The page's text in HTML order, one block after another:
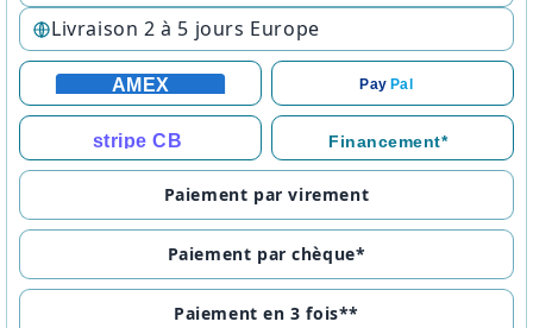
Livraison 2 à 5 jours Europe
AMEX Pay Pal
stripe CB Financement*
Paiement par virement
Paiement par chèque*
Paiement en 3 fois**